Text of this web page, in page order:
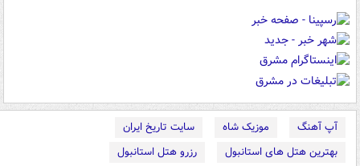
آپ آهنگ موزیک شاه
سایت تاریخ ایران
بهترین هتل های استانبول
رزرو هتل استانبول